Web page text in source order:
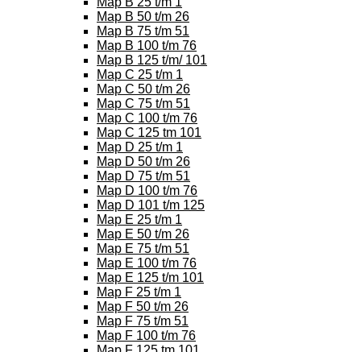
Map B 50 t/m 26
Map B 75 t/m 51
Map B 100 t/m 76
Map B 125 t/m/ 101
Map C 25 t/m 1
Map C 50 t/m 26
Map C 75 t/m 51
Map C 100 t/m 76
Map C 125 tm 101
Map D 25 t/m 1
Map D 50 t/m 26
Map D 75 t/m 51
Map D 100 t/m 76
Map D 101 t/m 125
Map E 25 t/m 1
Map E 50 t/m 26
Map E 75 t/m 51
Map E 100 t/m 76
Map E 125 t/m 101
Map F 25 t/m 1
Map F 50 t/m 26
Map F 75 t/m 51
Map F 100 t/m 76